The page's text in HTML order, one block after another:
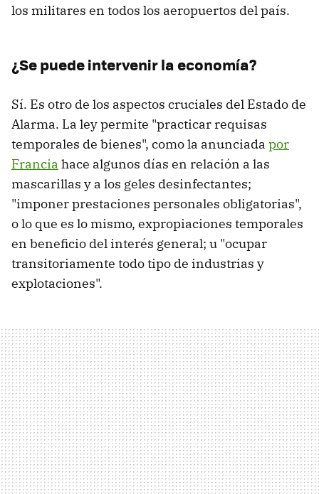
los militares en todos los aeropuertos del país.
¿Se puede intervenir la economía?
Sí. Es otro de los aspectos cruciales del Estado de
Alarma. La ley permite "practicar requisas
temporales de bienes", como la anunciada por
Francia hace algunos días en relación a las
mascarillas y a los geles desinfectantes;
"imponer prestaciones personales obligatorias",
o lo que es lo mismo, expropiaciones temporales
en beneficio del interés general; u "ocupar
transitoriamente todo tipo de industrias y
explotaciones".